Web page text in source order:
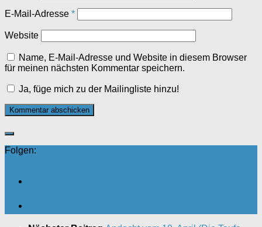
E-Mail-Adresse *
Website
Name, E-Mail-Adresse und Website in diesem Browser
für meinen nächsten Kommentar speichern.
Ja, füge mich zu der Mailingliste hinzu!
Folgen: